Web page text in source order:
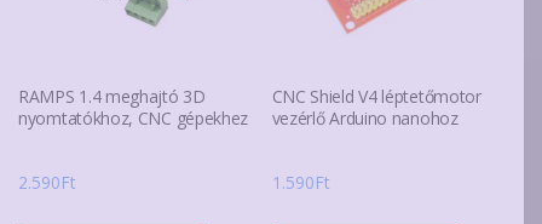
RAMPS 1.4 meghajtó 3D
nyomtatókhoz, CNC gépekhez
2.590Ft
CNC Shield V4 léptetőmotor
vezérlő Arduino nanohoz
1.590Ft